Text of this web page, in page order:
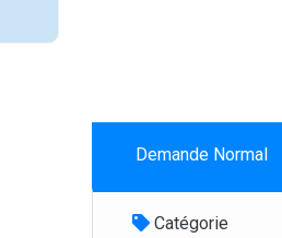
Demande Normal
Catégorie